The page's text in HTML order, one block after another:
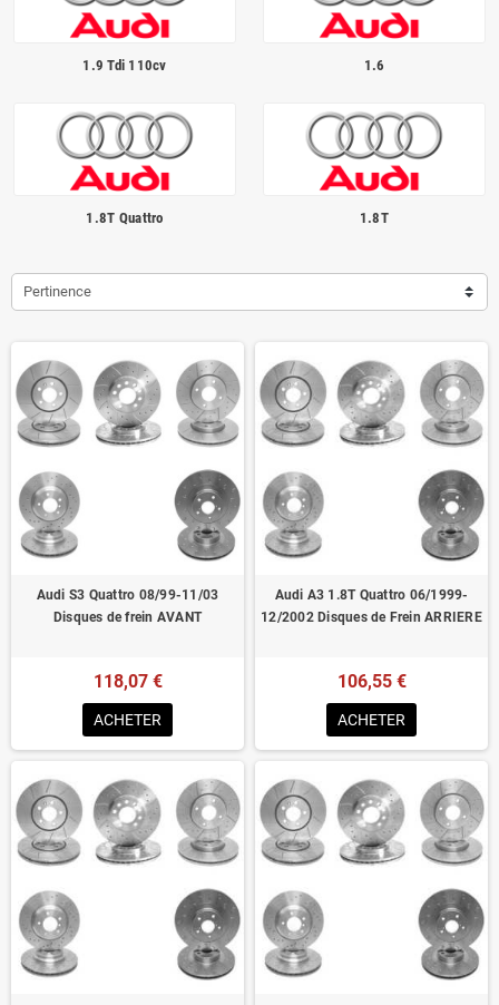
1.9 Tdi 110cv 1.6
1.8T Quattro 1.8T
Pertinence
Audi S3 Quattro 08/99-11/03
Disques de frein AVANT
118,07 €
ACHETER
Audi A3 1.8T Quattro 06/1999-
12/2002 Disques de Frein ARRIERE
106,55 €
ACHETER